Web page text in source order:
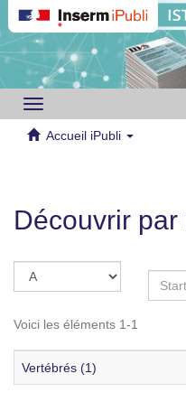
Toggle
navigation
Accueil iPubli
Découvrir
Voici les éléments 1-1
Vertébrés (1)